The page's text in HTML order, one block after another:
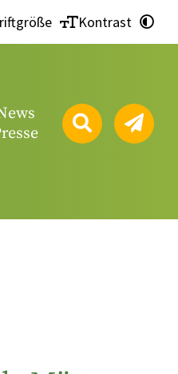
Kontrast